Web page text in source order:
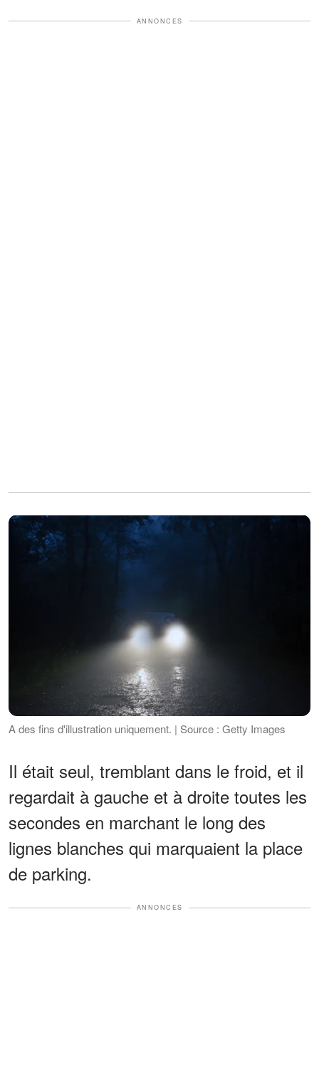
ANNONCES
A des fins d'illustration uniquement. | Source : Getty Images
Il était seul, tremblant dans le froid, et il
regardait à gauche et à droite toutes les
secondes en marchant le long des
lignes blanches qui marquaient la place
de parking.
ANNONCES